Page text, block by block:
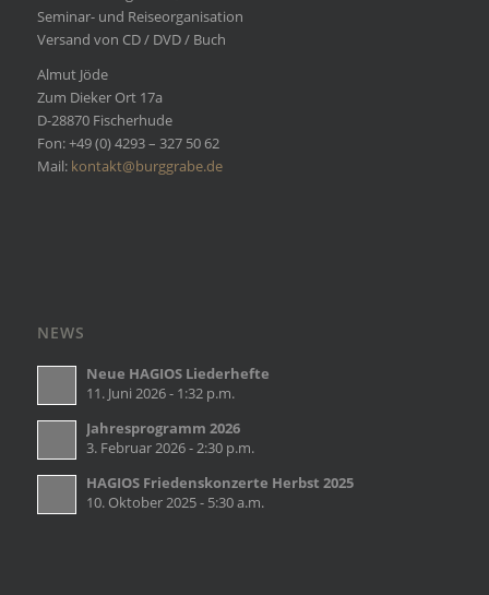
Seminar- und Reiseorganisation
Versand von CD / DVD / Buch
Almut Jöde
Zum Dieker Ort 17a
D-28870 Fischerhude
Fon: +49 (0) 4293 – 327 50 62
Mail: kontakt@burggrabe.de
NEWS
Neue HAGIOS Liederhefte
11. Juni 2026 - 1:32 p.m.
Jahresprogramm 2026
3. Februar 2026 - 2:30 p.m.
HAGIOS Friedenskonzerte Herbst 2025
10. Oktober 2025 - 5:30 a.m.